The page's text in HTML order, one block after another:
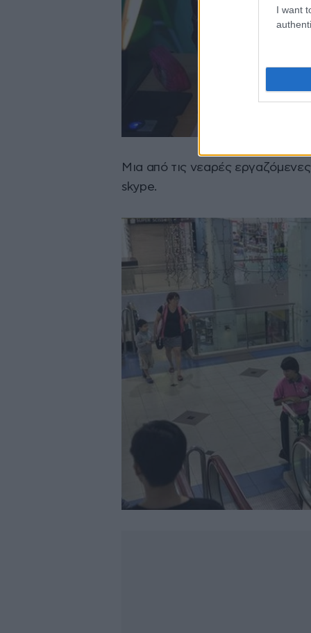
I want
Μια από τις νεαρές
skype.